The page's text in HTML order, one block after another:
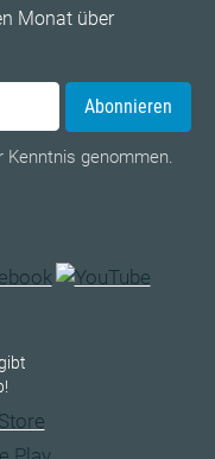
Monat über
Abonnieren
Kenntnis genommen.